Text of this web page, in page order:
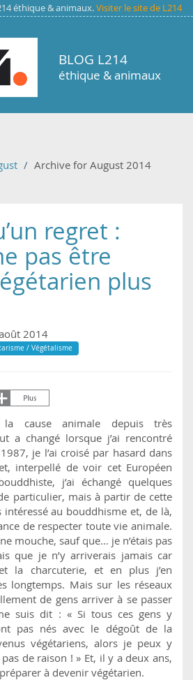
éthique & animaux.Visiter le site de L214
BLOG L214
éthique & animaux
Archive for August 2014
regret :
pas être
plus
2014
/ Végétalisme
la cause animale depuis très
a changé lorsque j’ai rencontré
je l’ai croisé par hasard dans
interpellé de voir cet Européen
j’ai échangé quelques
particulier, mais à partir de cette
au bouddhisme et, de là,
de respecter toute vie animale.
mouche, sauf que… je n’étais pas
que je n’y arriverais jamais car
la charcuterie, et en plus j’en
longtemps. Mais sur les réseaux
de gens arriver à se passer
suis dit : « Si tous ces gens y
pas nés avec le dégoût de la
végétariens, alors je peux y
de raison ! » Et, il y a deux ans,
à devenir végétarien.